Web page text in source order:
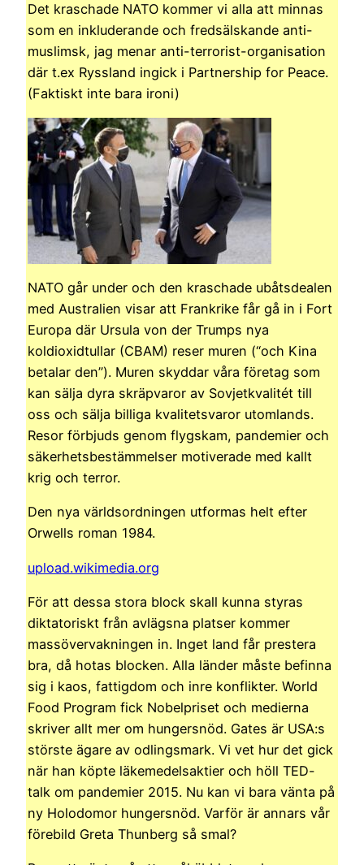
Det kraschade NATO kommer vi alla att minnas
som en inkluderande och fredsälskande anti-
muslimsk, jag menar anti-terrorist-organisation
där t.ex Ryssland ingick i Partnership for Peace.
(Faktiskt inte bara ironi)
NATO går under och den kraschade ubåtsdealen
med Australien visar att Frankrike får gå in i Fort
Europa där Ursula von der Trumps nya
koldioxidtullar (CBAM) reser muren (“och Kina
betalar den”). Muren skyddar våra företag som
kan sälja dyra skräpvaror av Sovjetkvalitét till
oss och sälja billiga kvalitetsvaror utomlands.
Resor förbjuds genom flygskam, pandemier och
säkerhetsbestämmelser motiverade med kallt
krig och terror.
Den nya världsordningen utformas helt efter
Orwells roman 1984.
upload.wikimedia.org
För att dessa stora block skall kunna styras
diktatoriskt från avlägsna platser kommer
massövervakningen in. Inget land får prestera
bra, då hotas blocken. Alla länder måste befinna
sig i kaos, fattigdom och inre konflikter. World
Food Program fick Nobelpriset och medierna
skriver allt mer om hungersnöd. Gates är USA:s
störste ägare av odlingsmark. Vi vet hur det gick
när han köpte läkemedelsaktier och höll TED-
talk om pandemier 2015. Nu kan vi bara vänta på
ny Holodomor hungersnöd. Varför är annars vår
förebild Greta Thunberg så smal?